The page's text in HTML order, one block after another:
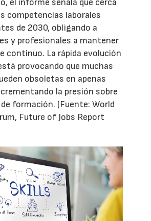
el informe señala que cerca
competencias laborales
de 2030, obligando a
y profesionales a mantener
continuo. La rápida evolución
provocando que muchas
obsoletas en apenas
la presión sobre
formación. (Fuente: World
Future of Jobs Report